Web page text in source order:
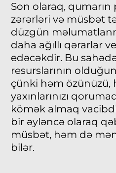
Son olaraq, qumarın
zərərləri və müsbət
düzgün
daha ağıllı qərarlar
edəcəkdir. Bu
resurslarının
çünki həm özünüzü,
yaxınlarınızı
kömək almaq
bir əyləncə olaraq
müsbət, həm də
bilər.